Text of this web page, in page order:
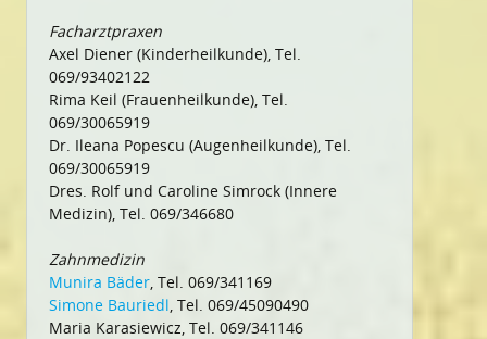
Facharztpraxen
Axel Diener (Kinderheilkunde), Tel.
069/93402122
Rima Keil (Frauenheilkunde), Tel.
069/30065919
Dr. Ileana Popescu (Augenheilkunde), Tel.
069/30065919
Dres. Rolf und Caroline Simrock (Innere
Medizin), Tel. 069/346680
Zahnmedizin
Munira Bäder, Tel. 069/341169
Simone Bauriedl, Tel. 069/45090490
Maria Karasiewicz, Tel. 069/341146